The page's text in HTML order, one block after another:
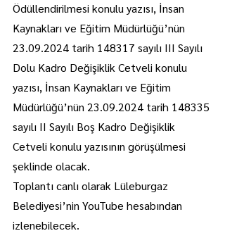
Ödüllendirilmesi konulu yazısı, İnsan
Kaynakları ve Eğitim Müdürlüğü’nün
23.09.2024 tarih 148317 sayılı III Sayılı
Dolu Kadro Değişiklik Cetveli konulu
yazısı, İnsan Kaynakları ve Eğitim
Müdürlüğü’nün 23.09.2024 tarih 148335
sayılı II Sayılı Boş Kadro Değişiklik
Cetveli konulu yazısının görüşülmesi
şeklinde olacak.
Toplantı canlı olarak Lüleburgaz
Belediyesi’nin YouTube hesabından
izlenebilecek.